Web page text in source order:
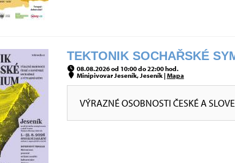
TEKTONIK SOCHAŘSKÉ
08.08.2026 od 10:00 do 22:00 hod.
Minipivovar Jeseník, Jeseník |Mapa
VÝRAZNÉ OSOBNOSTI ČESKÉ A